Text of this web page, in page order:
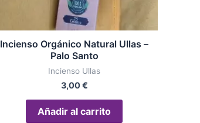
Incienso Orgánico Natural Ullas –
Palo Santo
Incienso Ullas
3,00€
Añadir al carrito